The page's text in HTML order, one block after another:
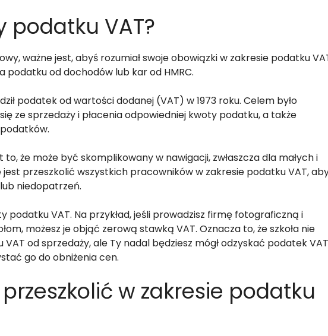
podatku VAT?
ważne jest, abyś rozumiał swoje obowiązki w zakresie podatku
podatku od dochodów lub kar od HMRC.
podatek od wartości dodanej (VAT) w 1973 roku. Celem było
ze sprzedaży i płacenia odpowiedniej kwoty podatku, a także
że może być skomplikowany w nawigacji, zwłaszcza dla małych i
przeszkolić wszystkich pracowników w zakresie podatku VAT,
niedopatrzeń.
podatku VAT. Na przykład, jeśli prowadzisz firmę fotograficzną i
możesz je objąć zerową stawką VAT. Oznacza to, że szkoła nie
VAT od sprzedaży, ale Ty nadal będziesz mógł odzyskać podatek VAT
go do obniżenia cen.
w zakresie podatku